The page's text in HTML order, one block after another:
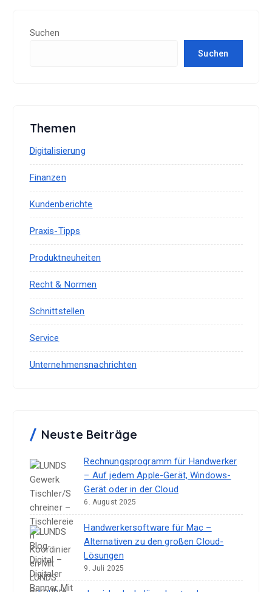
Suchen
Suchen
Themen
Digitalisierung
Finanzen
Kundenberichte
Praxis-Tipps
Produktneuheiten
Recht & Normen
Schnittstellen
Service
Unternehmensnachrichten
Neuste Beiträge
Rechnungsprogramm für Handwerker
– Auf jedem Apple-Gerät, Windows-
Gerät oder in der Cloud
6. August 2025
Handwerkersoftware für Mac –
Alternativen zu den großen Cloud-
Lösungen
9. Juli 2025